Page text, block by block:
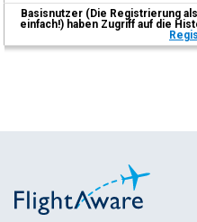
Basisnutzer (Die Registrierung
einfach!) haben Zugriff auf die